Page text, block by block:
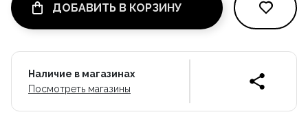
ДОБАВИТЬ В КОРЗИНУ
Наличие в магазинах
Посмотреть магазины